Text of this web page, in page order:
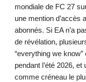
mondiale de FC 27
une mention d’accès
abonnés. Si EA n’a
de révélation,
“everything we
pendant l’été 2026,
comme créneau le